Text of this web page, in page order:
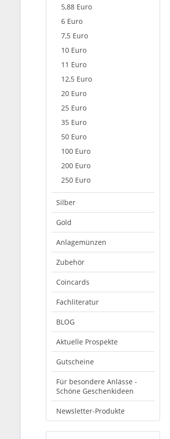
5,88 Euro
6 Euro
7,5 Euro
10 Euro
11 Euro
12,5 Euro
20 Euro
25 Euro
35 Euro
50 Euro
100 Euro
200 Euro
250 Euro
Silber
Gold
Anlagemünzen
Zubehör
Coincards
Fachliteratur
BLOG
Aktuelle Prospekte
Gutscheine
Für besondere Anlässe -
Schöne Geschenkideen
Newsletter-Produkte